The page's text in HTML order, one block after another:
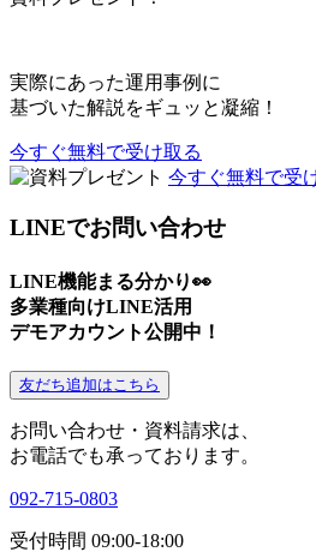
実際にあった運用事例に
基づいた解説をギュッと凝縮！
今すぐ無料で受け取る
今すぐ無料で受
LINEでお問い合わせ
LINE機能まる分かり👀
多業種向けLINE活用
デモアカウント公開中！
友だち追加はこちら
お問い合わせ・資料請求は、
お電話でも承っております。
092-715-0803
受付時間 09:00-18:00